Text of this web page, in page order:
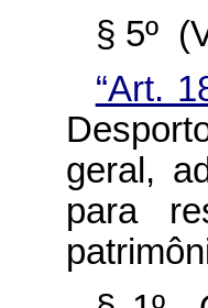
§ 5º
“Art.
geral,
para